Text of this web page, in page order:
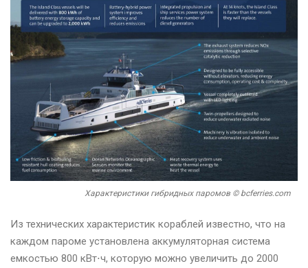
Характеристики гибридных паромов © bcferries.com
Из технических характеристик кораблей известно, что на
каждом пароме установлена аккумуляторная система
емкостью 800 кВт⋅ч, которую можно увеличить до 2000